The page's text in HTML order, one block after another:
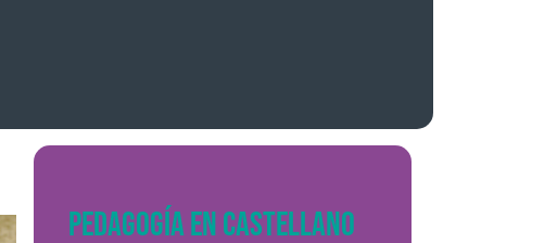
PEDAGOGÍA EN CASTELLANO